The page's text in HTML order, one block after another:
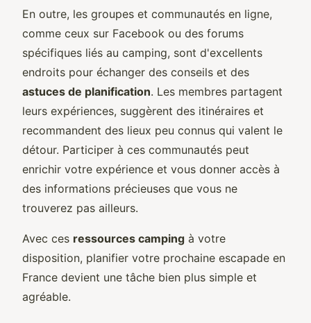
En outre, les groupes et communautés en ligne,
comme ceux sur Facebook ou des forums
spécifiques liés au camping, sont d'excellents
endroits pour échanger des conseils et des
astuces de planification. Les membres partagent
leurs expériences, suggèrent des itinéraires et
recommandent des lieux peu connus qui valent le
détour. Participer à ces communautés peut
enrichir votre expérience et vous donner accès à
des informations précieuses que vous ne
trouverez pas ailleurs.
Avec ces ressources camping à votre
disposition, planifier votre prochaine escapade en
France devient une tâche bien plus simple et
agréable.